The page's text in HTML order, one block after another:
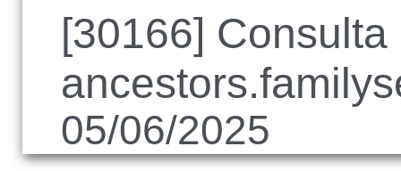
[30166] Consulta
05/06/2025